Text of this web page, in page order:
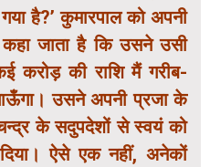
है?’ कुमारपाल को अपनी
जाता है कि उसने उसी
करोड़ की राशि मैं गरीब-
उसने अपनी प्रजा के
के सदुपदेशों से स्वयं को
ऐसे एक नहीं, अनेकों